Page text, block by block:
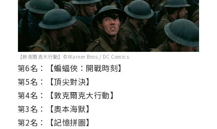
【敦克爾克大行動】©Warner Bros./ DC Comics
第6名：【蝙蝠俠：開戰時刻】
第5名：【頂尖對決】
第4名：【敦克爾克大行動】
第3名：【奧本海默】
第2名：【記憶拼圖】